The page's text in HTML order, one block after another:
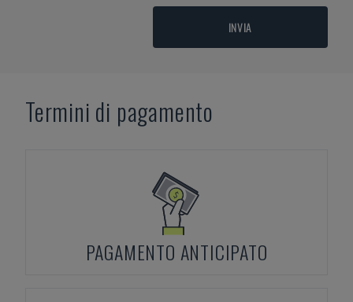
INVIA
Termini di pagamento
PAGAMENTO ANTICIPATO